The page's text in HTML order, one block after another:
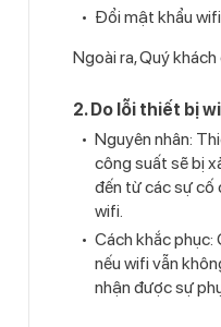
Đổi mật khẩu
Ngoài ra, Quý
2. Do lỗi thiết bị
Nguyên nhân:
công suất sẽ bị
đến từ các sự cố
wifi.
Cách khắc phục:
nếu wifi vẫn
nhận được sự